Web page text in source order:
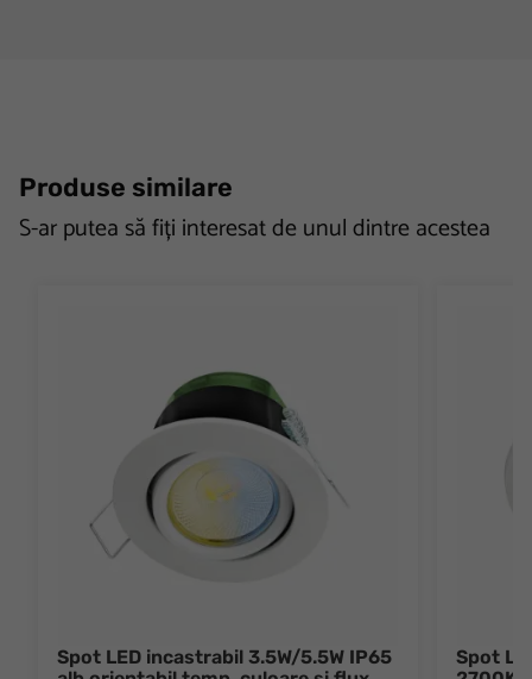
Produse similare
S-ar putea să fiți interesat de unul dintre acestea
Spot LED incastrabil 3.5W/5.5W IP65
Spot